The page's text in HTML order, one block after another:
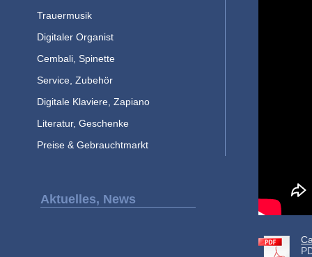
Trauermusik
Digitaler Organist
Cembali, Spinette
Service, Zubehör
Digitale Klaviere, Zapiano
Literatur, Geschenke
Preise & Gebrauchtmarkt
Aktuelles, News